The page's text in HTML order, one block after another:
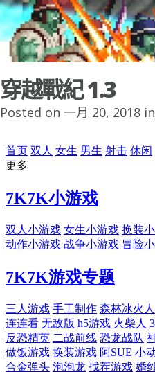
穿越戰紀 1.3
Posted on 一月 20, 2018 in